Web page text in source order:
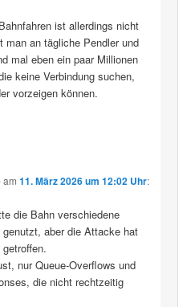
ist allerdings nicht
man an tägliche Pendler und
mal eben ein paar Millionen
keine Verbindung suchen,
vorzeigen können.
am11. März 2026 um 12:02 Uhr:
die Bahn verschiedene
genutzt, aber die Attacke hat
nur Queue‑Overflows und
die nicht rechtzeitig